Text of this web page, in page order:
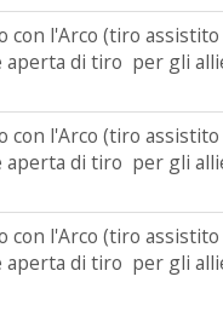
l'Arco (tiro assistito
di tiro per gli
l'Arco (tiro assistito
di tiro per gli
l'Arco (tiro assistito
di tiro per gli